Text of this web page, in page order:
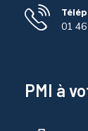
01
PMI à